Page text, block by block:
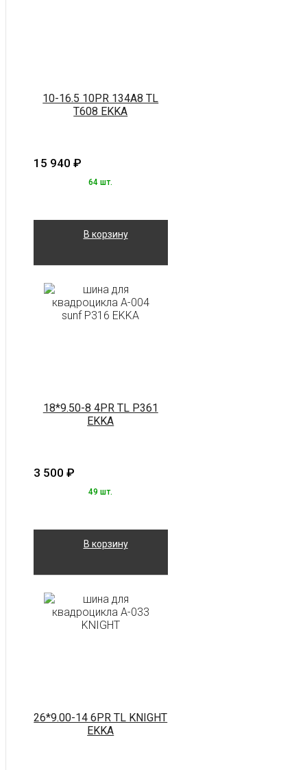
10-16.5 10PR 134A8 TL
T608 EKKA
15 940 ₽
64 шт.
В корзину
18*9.50-8 4PR TL P361
EKKA
3 500 ₽
49 шт.
В корзину
26*9.00-14 6PR TL KNIGHT
EKKA